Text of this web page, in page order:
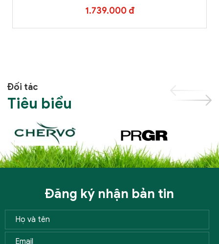
1.739.000 đ
Đối tác
Tiêu biểu
Đăng ký nhận bản tin